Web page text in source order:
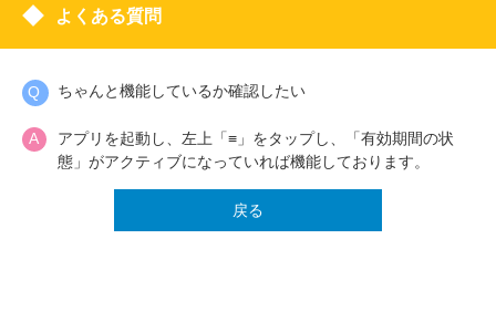
よくある質問
ちゃんと機能しているか確認したい
アプリを起動し、左上「≡」をタップし、「有効期間の状
態」がアクティブになっていれば機能しております。
戻る